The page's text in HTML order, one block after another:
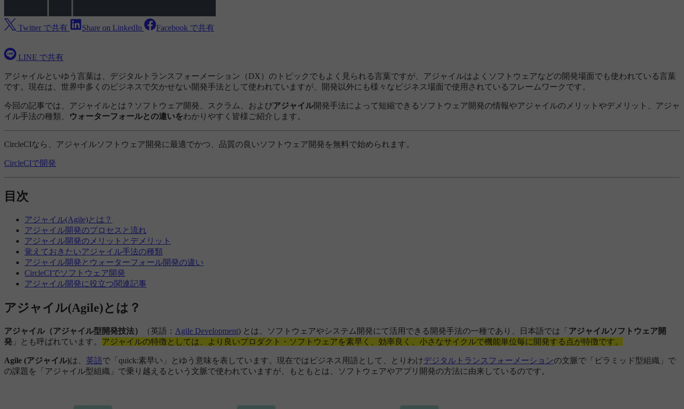
Twitter で共有 Share on LinkedIn Facebook で共有
LINE で共有
アジャイルといゆう言葉は、デジタルトランスフォーメーション（DX）のトピックでもよく見られる言葉ですが、アジャイルはよくソフトウェアなどの開発場面でも使われている言葉
です。現在は、世界中多くのビジネスで欠かせない開発手法として使われていますが、開発以外にも様々なビジネス場面で使用されているフレームワークです。
今回の記事では、アジャイルとは？ソフトウェア開発、スクラム、およびアジャイル開発手法によって短縮できるソフトウェア開発の情報やアジャイルのメリットやデメリット、アジャ
イル手法の種類、
ウォーターフォールとの違いをわかりやすく皆様ご紹介します。
CircleCIなら、アジャイルソフトウェア開発に最適でかつ、品質の良いソフトウェア開発を無料で始められます。
CircleCIで開発
目次
アジャイル(Agile)とは？
アジャイル開発のプロセスと流れ
アジャイル開発のメリットとデメリット
覚えておきたいアジャイル手法の種類
アジャイル開発とウォーターフォール開発の違い
CircleCIでソフトウェア開発
アジャイル開発に役立つ関連記事
アジャイル(Agile)とは？
アジャイル（アジャイル型開発技法） （英語： Agile Development) とは、ソフトウェアやシステム開発にて活用できる開発手法の一種であり、日本語では「 アジャイルソフトウェア開
発 」とも呼ばれています。 アジャイルの特徴としては、より良いプロダクト・ソフトウェアを素早く、効率良く、小さなサイクルで機能単位毎に開発する点が特徴です。
Agile (アジャイル)は、 英語で「quick:素早い」とゆう意味を表しています。現在ではビジネス用語として、とりわけデジタルトランスフォーメーションの文脈で「ピラミッド型組織」で
の課題を「アジャイル型組織」で乗り越えるという文脈で使われていますが、もともとは、ソフトウェアやアプリ開発の方法に由来しているのです。